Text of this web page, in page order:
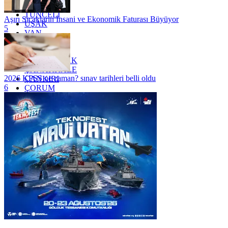
TRABZON
TUNCELİ
UŞAK
VAN
YALOVA
YOZGAT
ZONGULDAK
ÇANAKKALE
ÇANKIRI
ÇORUM
İSTANBUL
İZMİR
ŞANLIURFA
ŞIRNAK
Aşırı Sıcakların İnsani ve Ekonomik Faturası Büyüyor
5
2026 KPSS ne zaman? sınav tarihleri belli oldu
6